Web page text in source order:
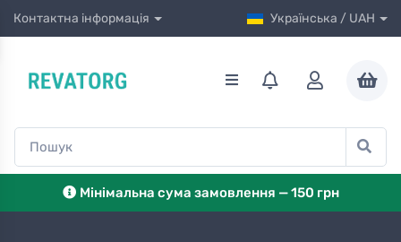
Контактна інформація Українська / UAH
Мінімальна сума замовлення — 150 грн